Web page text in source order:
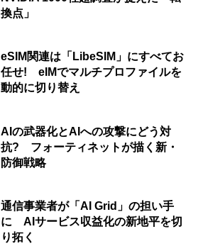
換点」
eSIM関連は「LibeSIM」にすべてお
任せ! eIMでマルチプロファイルを
動的に切り替え
AIの武器化とAIへの攻撃にどう対
抗? フォーティネットが描く新・
防御戦略
通信事業者が「AI Grid」の担い手
に AIサービス収益化の新地平を切
り拓く